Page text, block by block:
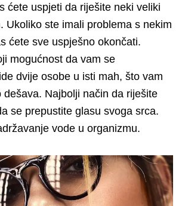
ćete uspjeti da riješite neki veliki
Ukoliko ste imali problema s nekim
ćete sve uspješno okončati.
mogućnost da vam se
dvije osobe u isti mah, što vam
dešava. Najbolji način da riješite
se prepustite glasu svoga srca.
vode u organizmu.